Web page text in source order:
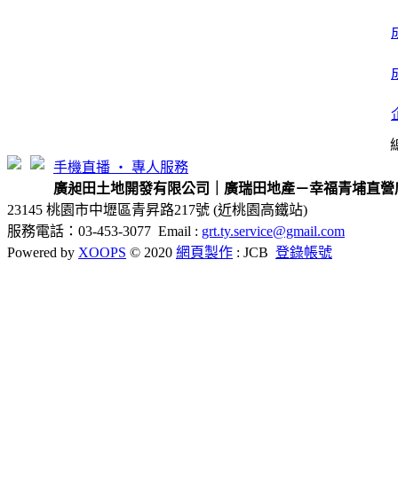
手機直播 ‧ 專人服務
廣昶田土地開發有限公司｜廣瑞田地產－幸福青埔直營
23145 桃園市中壢區青昇路217號 (近桃園高鐵站)
服務電話：03-453-3077 Email : grt.ty.service@gmail.com
Powered by XOOPS © 2020 網頁製作 : JCB 登錄帳號